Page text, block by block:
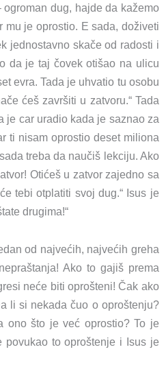
dug, hajde da kažemo
je oprostio. E sada, doživeti
jednostavno skače od radosti i
da je taj čovek otišao na ulicu
evra. Tada je uhvatio tu osobu
ćeš završiti u zatvoru.“ Tada
je car uradio kada je saznao za
ti nisam oprostio deset miliona
treba da naučiš lekciju. Ako
Otićeš u zatvor zajedno sa
tebi otplatiti svoj dug.“ Isus je
drugima!“
od najvećih, najvećih greha
Ako to gajiš prema
neće biti oprošteni! Čak ako
li si nekada čuo o oproštenju?
ono što je već oprostio? To je
to oproštenje i Isus je